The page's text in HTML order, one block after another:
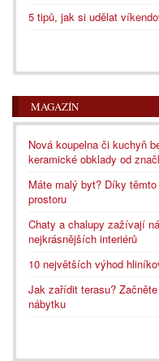
5 tipů, jak si udělat
MAGAZÍN
Nová koupelna či kuchyň
keramické obklady od
Máte malý byt? Díky
prostoru
Chaty a chalupy zažívají
nejkrásnějších interiérů
10 největších výhod
Jak zařídit terasu?
nábytku